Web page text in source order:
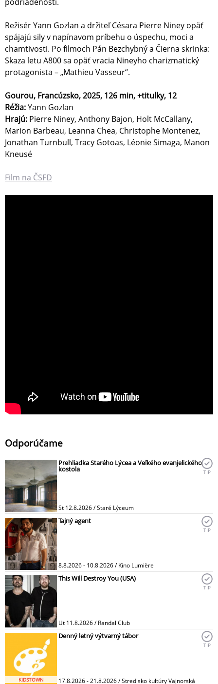
Režisér Yann Gozlan a držiteľ Césara Pierre Niney opäť
spájajú sily v napínavom príbehu o úspechu, moci a
chamtivosti. Po filmoch Pán Bezchybný a Čierna skrinka:
Skaza letu A800 sa opäť vracia Nineyho charizmatický
protagonista – „Mathieu Vasseur“.
Gourou, Francúzsko, 2025, 126 min, +titulky, 12
Réžia:Yann Gozlan
Hrajú: Pierre Niney, Anthony Bajon, Holt McCallany,
Marion Barbeau, Leanna Chea, Christophe Montenez,
Jonathan Turnbull, Tracy Gotoas, Léonie Simaga, Manon
Kneusé
Film na ČSFD
Odporúčame
Prehliadka Starého Lýcea a Veľkého evanjelického
kostola
St 12.8.2026 / Staré Lýceum
TIP
Tajný agent
8.8.2026 - 10.8.2026 / Kino Lumière
TIP
This Will Destroy You (USA)
Ut 11.8.2026 / Randal Club
TIP
KIDSTOWN
Denný letný výtvarný tábor
17.8.2026 - 21.8.2026 / Stredisko kultúry Vajnorská
TIP